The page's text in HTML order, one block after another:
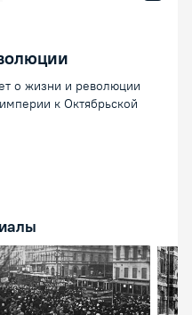
лекция
Следующая лекция
о жизни и революции
к Октябрьской
предпросмотр